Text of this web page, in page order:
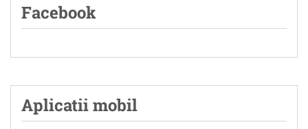
Facebook
Aplicatii mobil